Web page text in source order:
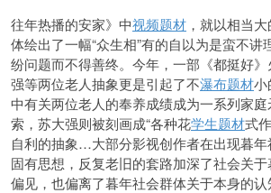
往年热播的安家》中视频题材 ，就以相当
体绘出了一幅“众生相”有的自以为是蛮不讲
纷问题而不得善终。今年，一部《都挺好
强等两位老人抽象更是引起了不瀑布题材小
中有关两位老人的奉养成绩成为一系列家
索，苏大强则被刻画成“各种花学生题材式
自利的抽象…大部分影视创作者在出现暮
固有思想，反复老旧的套路加深了社会关
偏见，也偏离了暮年社会群体关于本身的认